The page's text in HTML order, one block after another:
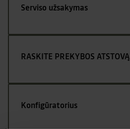
Serviso užsakymas
RASKITE PREKYBOS ATSTOVĄ
Konfigūratorius